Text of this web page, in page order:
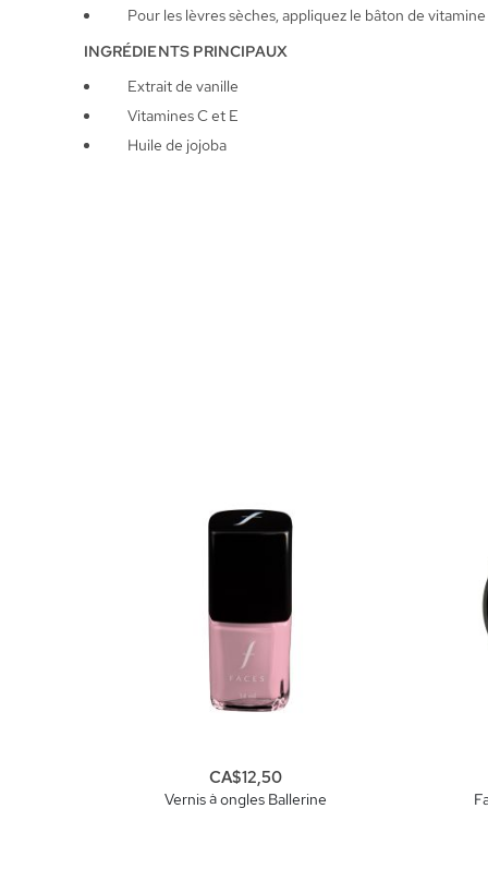
Pour les lèvres sèches, appliquez le bâton de
INGRÉDIENTS PRINCIPAUX
Extrait de vanille
Vitamines C et E
Huile de jojoba
Vernis à ongles Ballerine
CA$12,50